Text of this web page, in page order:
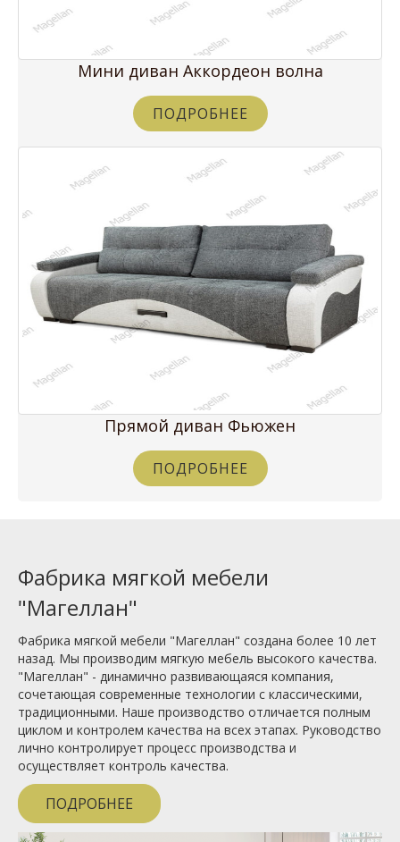
Мини диван Аккордеон волна
ПОДРОБНЕЕ
Прямой диван Фьюжен
ПОДРОБНЕЕ
Фабрика мягкой мебели
"Магеллан"
Фабрика мягкой мебели "Магеллан" создана более 10 лет
назад. Мы производим мягкую мебель высокого качества.
"Магеллан" - динамично развивающаяся компания,
сочетающая современные технологии с классическими,
традиционными. Наше производство отличается полным
циклом и контролем качества на всех этапах. Руководство
лично контролирует процесс производства и
осуществляет контроль качества.
ПОДРОБНЕЕ